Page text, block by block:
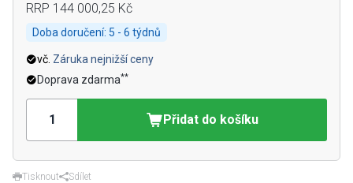
RRP 144 000,25 Kč
Doba doručení: 5 - 6 týdnů
vč. Záruka nejnižší ceny
Doprava zdarma**
Přidat do košíku
Tisknout
Sdílet